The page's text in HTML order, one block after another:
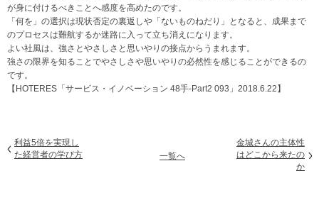
が身に付けるべきことへ感度を高めたのです。
「何を」の選択は現状否定の裏返しや「ないものねだり」となると、成果まで
のプロセスは難航するか迷路に入って立ち消えになります。
よい社風は、強さとやさしさと思いやりの接点からうまれます。
強さの限界を知ることでやさしさや思いやりの必然性を感じることができるの
です。
【HOTERES「サービス・イノベーション 48手-Part2 093」2018.6.22】
利益5倍を実現し
た経営者の学び方
一覧へ
金城さんの主体性
はどこから来たの
か